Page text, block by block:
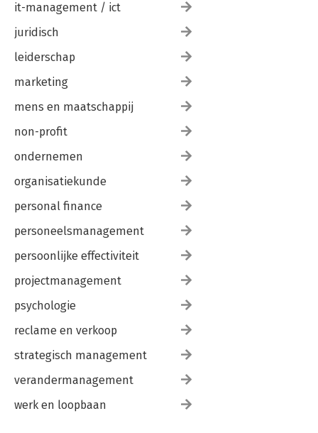
it-management / ict
juridisch
leiderschap
marketing
mens en maatschappij
non-profit
ondernemen
organisatiekunde
personal finance
personeelsmanagement
persoonlijke effectiviteit
projectmanagement
psychologie
reclame en verkoop
strategisch management
verandermanagement
werk en loopbaan